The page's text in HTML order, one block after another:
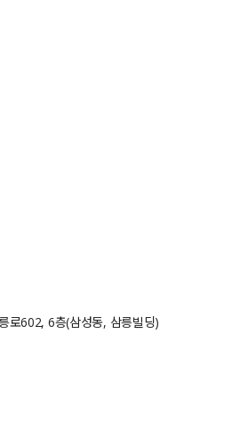
로602, 6층(삼성동, 삼릉빌딩)